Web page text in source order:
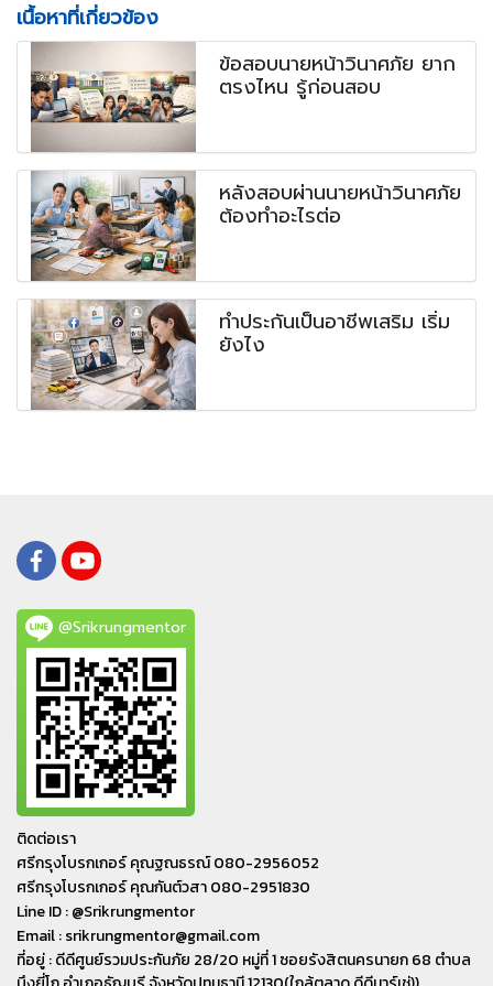
เนื้อหาที่เกี่ยวข้อง
ข้อสอบนายหน้าวินาศภัย ยาก
ตรงไหน รู้ก่อนสอบ
หลังสอบผ่านนายหน้าวินาศภัย
ต้องทำอะไรต่อ
ทำประกันเป็นอาชีพเสริม เริ่ม
ยังไง
@Srikrungmentor
ติดต่อเรา
ศรีกรุงโบรกเกอร์ คุณฐณธรณ์ 080-2956052
ศรีกรุงโบรกเกอร์ คุณกันต์วสา 080-2951830
Line ID : @Srikrungmentor
Email : srikrungmentor@gmail.com
ที่อยู่ : ดีดีศูนย์รวมประกันภัย 28/20 หมู่ที่ 1 ซอยรังสิตนครนายก 68 ตำบล